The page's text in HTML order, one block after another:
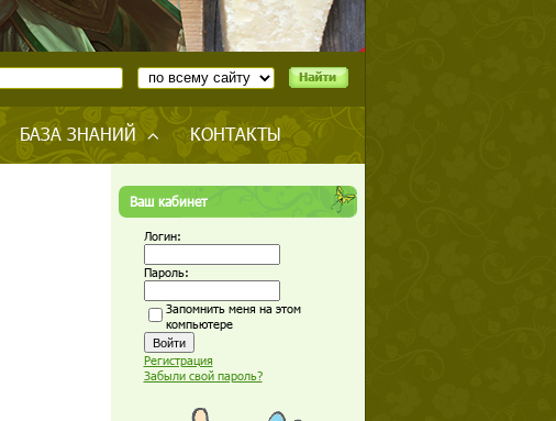
БАЗА ЗНАНИЙ КОНТАКТЫ
Ваш кабинет
Логин:
Пароль:
Запомнить меня на этом
компьютере
Регистрация
Забыли свой пароль?